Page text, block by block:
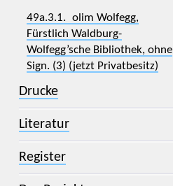
49a.3.1. olim Wolfegg,
Fürstlich Waldburg-
Wolfegg’sche Bibliothek, ohne
Sign. (3) (jetzt Privatbesitz)
Drucke
Literatur
Register